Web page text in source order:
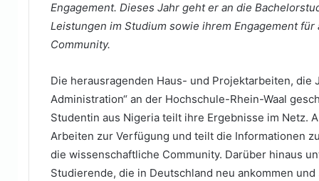
Engagement. Dieses Jahr geht er an die
Leistungen im Studium sowie ihrem Engagement
Community.
Die herausragenden Haus- und Projektarbeiten, die
Administration“ an der Hochschule-Rhein-Waal
Studentin aus Nigeria teilt ihre Ergebnisse im Netz.
Arbeiten zur Verfügung und teilt die Informationen
die wissenschaftliche Community. Darüber hinaus
Studierende, die in Deutschland neu ankommen